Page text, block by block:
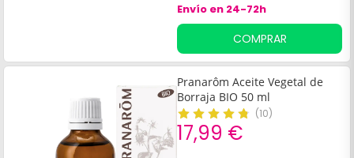
durante la menopausia y
menstruación. Sus
ingredientes tienen
propiedades antioxidantes y
adaptógenas. Indicado para
adultos.
Envío en 24-72h
COMPRAR
Pranarôm Aceite Vegetal de
Borraja BIO 50 ml
(10)
17,99 €